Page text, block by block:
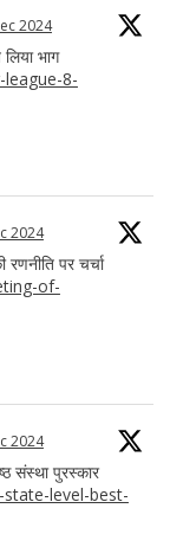
2024
भाग
8-
2024
रणनीति पर चर्चा
of-
2024
संस्था पुरस्कार
level-best-